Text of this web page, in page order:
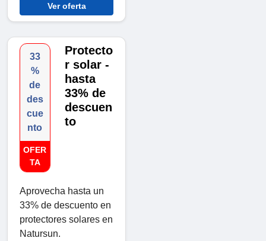
Ver oferta
33
%
de
des
cue
nto
OFER
TA
Protecto
r solar -
hasta
33% de
descuen
to
Aprovecha hasta un
33% de descuento en
protectores solares en
Natursun.